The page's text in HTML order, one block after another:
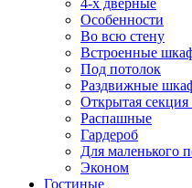
4-х дверные
Особенности
Во всю стену
Встроенные
Под потолок
Раздвижные
Открытая секция
Распашные
Гардероб
Для маленького
Эконом
Гостиные